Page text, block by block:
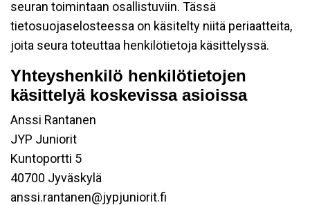
seuran toimintaan osallistuviin. Tässä
tietosuojaselosteessa on käsitelty niitä periaatteita,
joita seura toteuttaa henkilötietoja käsittelyssä.
Yhteyshenkilö henkilötietojen
käsittelyä koskevissa asioissa
Anssi Rantanen
JYP Juniorit
Kuntoportti 5
40700 Jyväskylä
anssi.rantanen@jypjuniorit.fi